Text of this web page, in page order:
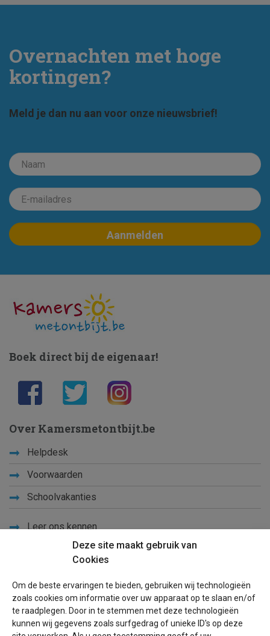
Overnachten met hoge
kortingen?
Meld je dan nu aan voor onze nieuwsbrief!
Deze site maakt gebruik van
Cookies
Om de beste ervaringen te bieden, gebruiken wij technologieën
zoals cookies om informatie over uw apparaat op te slaan en/of
te raadplegen. Door in te stemmen met deze technologieën
kunnen wij gegevens zoals surfgedrag of unieke ID's op deze
Boek direct bij de eigenaar!
Over Kamersmetontbijt.be
Helpdesk
Voorwaarden
Schoolvakanties
Leer ons kennen
Sitemap
Blog